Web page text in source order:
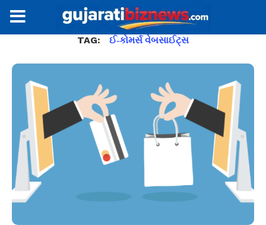
TAG: ઈ-કોમર્સ વેબસાઈટ્સ